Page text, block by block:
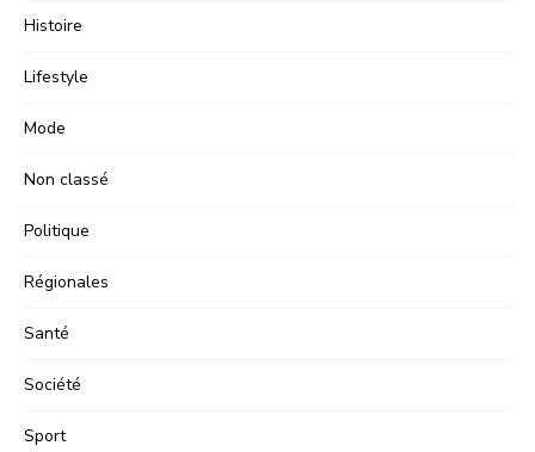
Histoire
Lifestyle
Mode
Non classé
Politique
Régionales
Santé
Société
Sport